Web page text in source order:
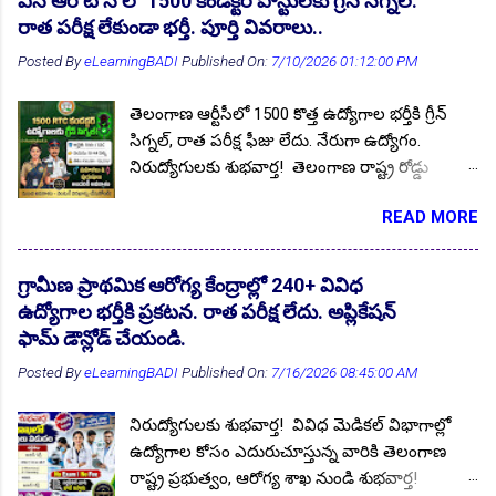
విడుదల చేశారు. ఆసక్తి కలిగిన అభ్యర్థులు బయోడేటా
ఫామ్ తో సంబంధిత అర్హత ధ్రువపత్రాల కాపీలను జత
చేసి 15.07.2026 సాయంత్రం 04:00 గంటల లోపు
వివరాలు మీకోసం ఇక్కడ. Follow US for More
✨Latest Update's Follow Channel Click here
Follow Channel Click here దరఖాస్తులు
నెల్లికుదురు, తొర్రూరు (గుర్తురు), కేసముద్రం (కల్వల)
మోడల్ స్కూల్ బాలికల హాస్టల్లు పోస్టుల వివరాలు :
ఏఎన్ఎం, హెడ్ కుక్, అసిస్టెంట్ కుక్, కేర్ టేకర్ కం
వార్డెన్ విద్యార్హత : ప్రభుత్వ గుర్తింపు పొందిన
యూనివర్సిటీ లేదా ఇన్స్టిట్యూట్ నుండి పోస్టులను
రాత పరీక్ష లేకుండా భర్తీ. పూర్తి వివరాలు..
Posted ByeLearningBADI Published On: 7/10/2026 01:12:00 PM
తెలంగాణ ఆర్టీసీలో 1500 కొత్త ఉద్యోగాల భర్తీకి గ్రీన్
సిగ్నల్, రాత పరీక్ష ఫీజు లేదు. నేరుగా ఉద్యోగం.
నిరుద్యోగులకు శుభవార్త! తెలంగాణ రాష్ట్ర రోడ్డు
గ్రీన్ సిగ్నల్ వచ్చింది. రాష్ట్రవ్యాప్తంగా మొత్తం 33
జిల్లాల్లో RTC డిపోల వారీగా ఈ పోస్టులు భర్తీ చేస్తారు.
ఈ కండక్టర్ పోస్టుల భర్తీకి ఈసారి మెరిట్ ప్రాతిపాదికన
నియామకాలు నిర్వహించాలని ప్రభుత్వం కసరత్తు
చేస్తుంది. అయితే గ్రేడింగ్ విధానం మార్గదర్శకాల కోసం
పబ్లిక్ పరీక్షల్లో కొందరికి మార్కులు, మరికొందరికి గ్రేడింగ్
లిస్ట్ రూపొందించడానికి మార్గదర్శకాలను
ఇవ్వవలసిందిగా SSC బోర్డును కోరింది. మార్గదర్శకాలు
అందిన వెంటనే నోటిఫికేషన్లు విడుదల చేయనుంది.
READ MORE
గ్రామీణ ప్రాథమిక ఆరోగ్య కేంద్రాల్లో 240+ వివిధ
ఉద్యోగాల భర్తీకి ప్రకటన. రాత పరీక్ష లేదు. అప్లికేషన్
ఫామ్ డౌన్లోడ్ చేయండి.
Posted ByeLearningBADI Published On: 7/16/2026 08:45:00 AM
నిరుద్యోగులకు శుభవార్త! వివిధ మెడికల్ విభాగాల్లో
ఉద్యోగాల కోసం ఎదురుచూస్తున్న వారికి తెలంగాణ
రాష్ట్ర ప్రభుత్వం, ఆరోగ్య శాఖ నుండి శుభవార్త!